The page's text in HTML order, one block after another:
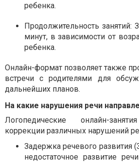
ребенка.
Продолжительность занятий:
минут, в зависимости от
ребенка.
Онлайн-формат позволяет также
встречи с родителями для
дальнейших планов.
На какие нарушения речи
Логопедические онлайн-
коррекции различных нарушений
Задержка речевого развития
недостаточное развитие